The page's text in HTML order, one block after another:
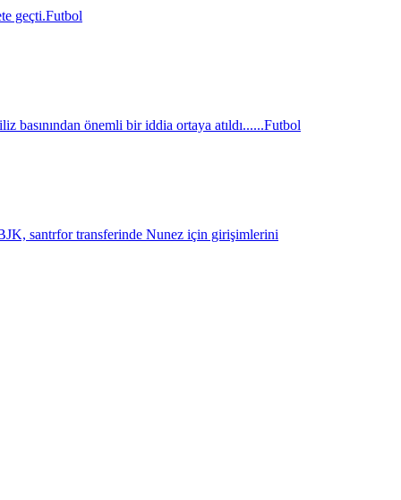
geçti.Futbol
basınından önemli bir iddia ortaya atıldı......Futbol
santrfor transferinde Nunez için girişimlerini